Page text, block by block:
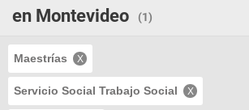
en Montevideo
(1)
Maestrías
Servicio Social Trabajo Social